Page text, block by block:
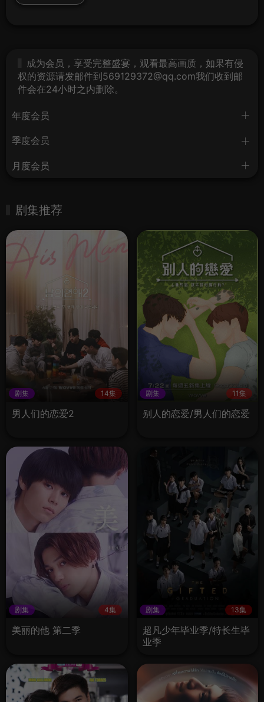
成为会员，享受完整盛宴，观看最高画质，如果有侵
权的资源请发邮件到569129372@qq.com我们收到邮
件会在24小时之内删除。
年度会员
季度会员
月度会员
剧集推荐
剧集 14集
男人们的恋爱2
剧集 11集
别人的恋爱/男人们的恋爱
剧集 4集
美丽的他 第二季
剧集 13集
超凡少年毕业季/特长生毕
业季